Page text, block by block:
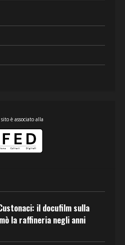
è associato alla
il docufilm sulla
la raffineria negli anni